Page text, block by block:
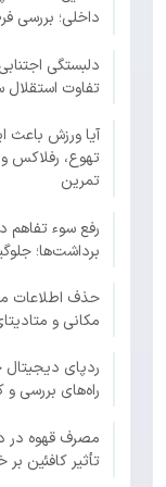
داخلی؛ بررسی
دلبستگی
تفاوت
آیا ورزش باعث
تهوع، رفلاکس
تمرین
رفع سوء تفاهم
برداشت‌ها؛
حذف اطلاعات
مکانی و
ردپای دیجیتال
راه‌های بررسی
مصرف قهوه در
تأثیر کافئین